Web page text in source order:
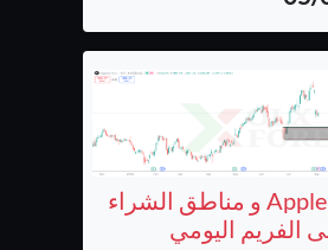
تحليل سهم Apple و مناطق الشراء
الفريم اليومي